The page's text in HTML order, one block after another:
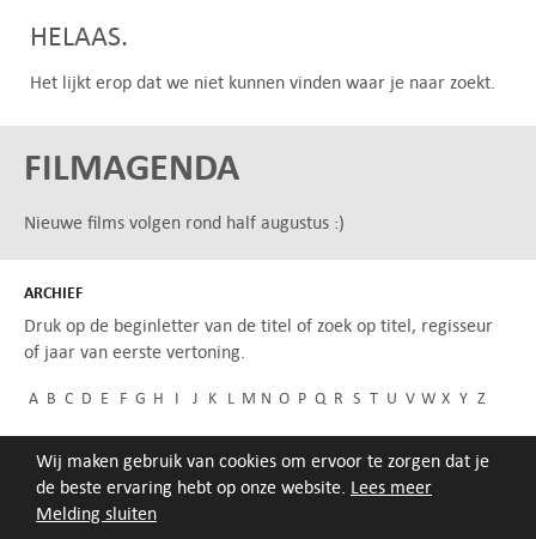
Melding sluiten
Wij maken gebruik van cookies om ervoor te zorgen dat je
de beste ervaring hebt op onze website. Lees meer
HELAAS.
Het lijkt erop dat we niet kunnen vinden waar je naar zoekt.
FILMAGENDA
Nieuwe films volgen rond half augustus :)
ARCHIEF
Druk op de beginletter van de titel of zoek op titel, regisseur
of jaar van eerste vertoning.
A B C D E F G H I J K L M N O P Q R S T U V W X Y Z